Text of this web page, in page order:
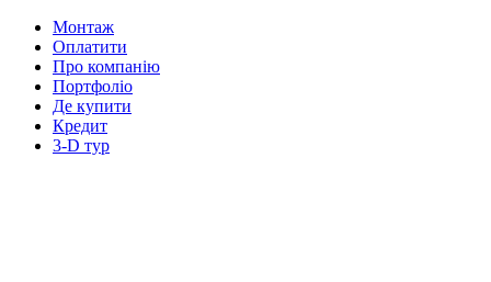
Монтаж
Оплатити
Про компанію
Портфоліо
Де купити
Кредит
3-D тур